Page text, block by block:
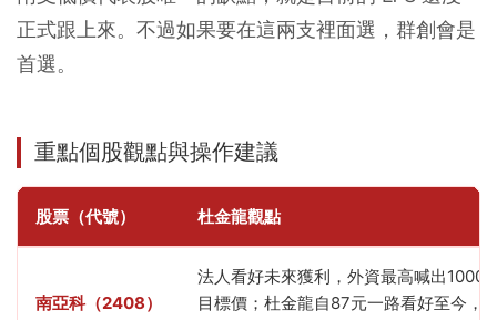
正式跟上來。不過如果要在這兩支裡面選，群創會是
首選。
重點個股觀點與操作建議
股票（代號） 杜金龍觀點
南亞科（2408）
法人看好未來獲利，外資最高喊出1000
目標價；杜金龍自87元一路看好至今，